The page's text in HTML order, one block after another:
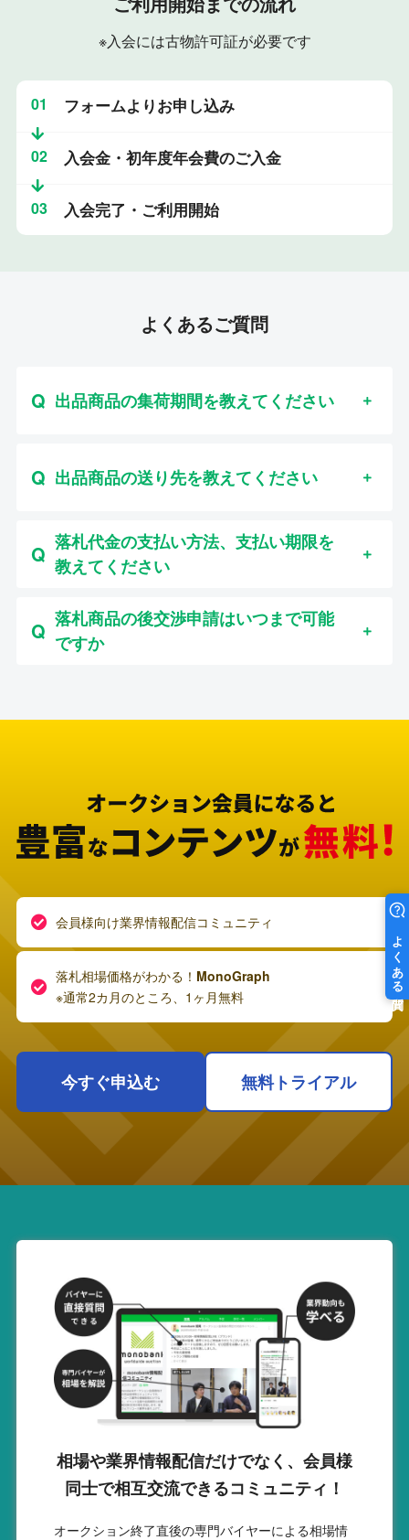
※入会には古物許可証が必要です
01 フォームよりお申し込み
02 入会金・初年度年会費のご入金
03 入会完了・ご利用開始
よくあるご質問
出品商品の集荷期間を教えてください
出品商品の送り先を教えてください
落札代金の支払い方法、支払い期限を
教えてください
落札商品の後交渉申請はいつまで可能
ですか
会員様向け業界情報配信コミュニティ
落札相場価格がわかる！ MonoGraph
※通常2カ月のところ、1ヶ月無料
今すぐ申込む 無料トライアル
相場や業界情報配信だけでなく、会員様
同士で相互交流できるコミュニティ！
オークション終了直後の専門バイヤーによる相場情